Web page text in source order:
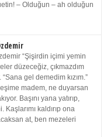
– Olduğun – ah olduğun
“Şişirdin içimi yemin
düzeceğiz, çıkmazdım
gel demedim kızım.”
madem, ne duyarsan
Başını yana yatırıp,
Kaşlarımı kaldırıp ona
at, ben mezeleri